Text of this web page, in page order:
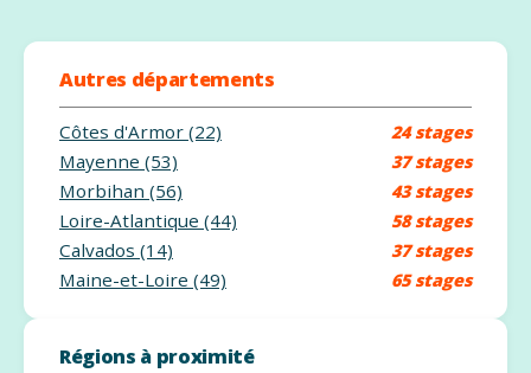
Autres départements
Côtes d'Armor (22) 24 stages
Mayenne (53) 37 stages
Morbihan (56) 43 stages
Loire-Atlantique (44) 58 stages
Calvados (14) 37 stages
Maine-et-Loire (49) 65 stages
Régions à proximité